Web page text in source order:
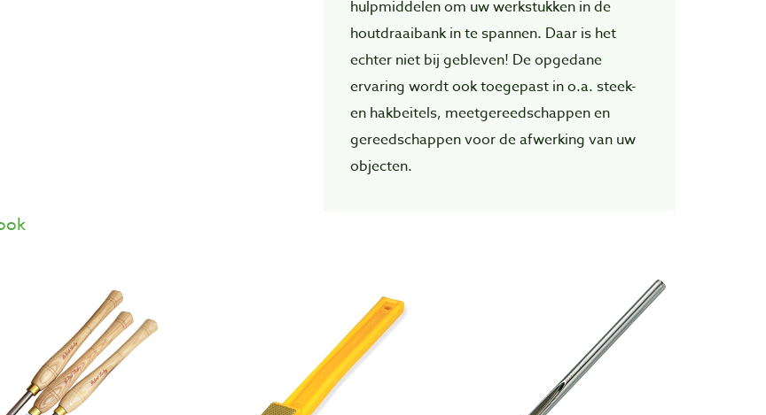
hulpmiddelen om uw werkstukken in de
houtdraaibank in te spannen. Daar is het
echter niet bij gebleven! De opgedane
ervaring wordt ook toegepast in o.a. steek-
en hakbeitels, meetgereedschappen en
gereedschappen voor de afwerking van uw
objecten.